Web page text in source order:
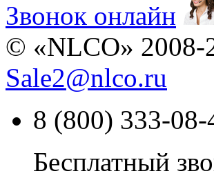
Звонок онлайн
© «NLCO» 2008-
Sale2@nlco.ru
8 (800) 333-08-
Бесплатный